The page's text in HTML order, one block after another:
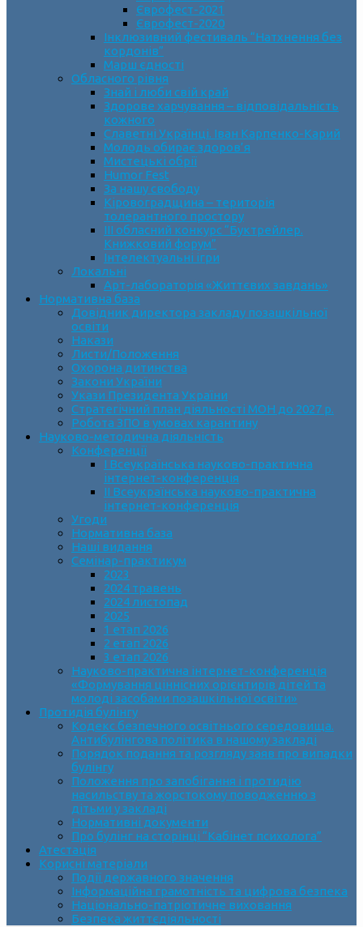
Єврофест-2021
Єврофест-2020
Інклюзивний фестиваль “Натхнення без
кордонів”
Марш єдності
Обласного рівня
Знай і люби свій край
Здорове харчування – відповідальність
кожного
Славетні Українці. Іван Карпенко-Карий
Молодь обирає здоров’я
Мистецькі обрії
Humor Fest
За нашу свободу
Кіровоградщина – територія
толерантного простору
ІII обласний конкурс “Буктрейлер.
Книжковий форум”
Інтелектуальні ігри
Локальні
Арт-лабораторія «Життєвих завдань»
Нормативна база
Довідник директора закладу позашкільної
освіти
Накази
Листи/Положення
Охорона дитинства
Закони України
Укази Президента України
Стратегічний план діяльності МОН до 2027 р.
Робота ЗПО в умовах карантину
Науково-методична діяльність
Конференції
І Всеукраїнська науково-практична
інтернет-конференція
ІІ Всеукраїнська науково-практична
інтернет-конференція
Угоди
Нормативна база
Наші видання
Семінар-практикум
2023
2024 травень
2024 листопад
2025
1 етап 2026
2 етап 2026
3 етап 2026
Науково-практична інтернет-конференція
«Формування ціннісних орієнтирів дітей та
молоді засобами позашкільної освіти»
Протидія булінгу
Кодекс безпечного освітнього середовища.
Антибулінгова політика в нашому закладі
Порядок подання та розгляду заяв про випадки
булінгу
Положення про запобігання і протидію
насильству та жорстокому поводженню з
дітьми у закладі
Нормативні документи
Про булінг на сторінці “Кабінет психолога”
Атестація
Корисні матеріали
Події державного значення
Інформаційна грамотність та цифрова безпека
Національно-патріотичне виховання
Безпека життєдіяльності